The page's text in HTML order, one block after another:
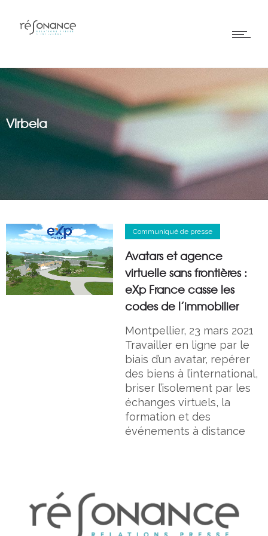
Virbela
Communiqué de presse
Avatars et agence
virtuelle sans frontières :
eXp France casse les
codes de l’immobilier
Montpellier, 23 mars 2021
Travailler en ligne par le
biais d’un avatar, repérer
des biens à l’international,
briser l’isolement par les
échanges virtuels, la
formation et des
événements à distance